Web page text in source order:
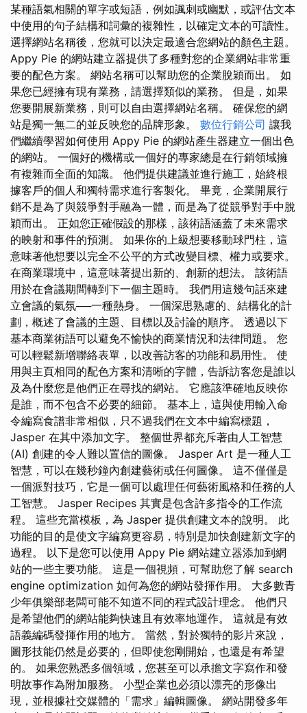
某種語氣相關的單字或短語，例如諷刺或幽默，或評估文本
中使用的句子結構和詞彙的複雜性，以確定文本的可讀性。
選擇網站名稱後，您就可以決定最適合您網站的顏色主題。
Appy Pie 的網站建立器提供了多種對您的企業網站非常重
要的配色方案。 網站名稱可以幫助您的企業脫穎而出。 如
果您已經擁有現有業務，請選擇類似的業務。 但是，如果
您要開展新業務，則可以自由選擇網站名稱。 確保您的網
站是獨一無二的並反映您的品牌形象。 數位行銷公司 讓我
們繼續學習如何使用 Appy Pie 的網站產生器建立一個出色
的網站。 一個好的機構或一個好的專家總是在行銷領域擁
有複雜而全面的知識。 他們提供建議並進行施工，始終根
據客戶的個人和獨特需求進行客製化。 畢竟，企業開展行
銷不是為了與競爭對手融為一體，而是為了從競爭對手中脫
穎而出。 正如您正確假設的那樣，該術語涵蓋了未來需求
的映射和事件的預測。 如果你的上級想要移動球門柱，這
意味著他想要以完全不公平的方式改變目標、權力或要求。
在商業環境中，這意味著提出新的、創新的想法。 該術語
用於在會議期間轉到下一個主題時。 我們用這幾句話來建
立會議的氣氛──一種熱身。 一個深思熟慮的、結構化的計
劃，概述了會議的主題、目標以及討論的順序。 透過以下
基本商業術語可以避免不愉快的商業情況和法律問題。 您
可以輕鬆新增聯絡表單，以改善訪客的功能和易用性。 使
用與主頁相同的配色方案和清晰的字體，告訴訪客您是誰以
及為什麼您是他們正在尋找的網站。 它應該準確地反映你
是誰，而不包含不必要的細節。 基本上，這與使用輸入命
令編寫食譜非常相似，只不過我們在文本中編寫標題，
Jasper 在其中添加文字。 整個世界都充斥著由人工智慧
(AI) 創建的令人難以置信的圖像。 Jasper Art 是一種人工
智慧，可以在幾秒鐘內創建藝術或任何圖像。 這不僅僅是
一個派對技巧，它是一個可以處理任何藝術風格和任務的人
工智慧。 Jasper Recipes 其實是包含許多指令的工作流
程。 這些充當模板，為 Jasper 提供創建文本的說明。 此
功能的目的是使文字編寫更容易，特別是加快創建新文字的
過程。 以下是您可以使用 Appy Pie 網站建立器添加到網
站的一些主要功能。 這是一個視頻，可幫助您了解 search
engine optimization 如何為您的網站發揮作用。 大多數青
少年俱樂部老闆可能不知道不同的程式設計理念。 他們只
是希望他們的網站能夠快速且有效率地運作。 這就是有效
語義編碼發揮作用的地方。 當然，對於獨特的影片來說，
圖形技能仍然是必要的，但即使您剛開始，也還是有希望
的。 如果您熟悉多個領域，您甚至可以承擔文字寫作和發
明故事作為附加服務。 小型企業也必須以漂亮的形像出
現，並根據社交媒體的「需求」編輯圖像。 網站開發多年